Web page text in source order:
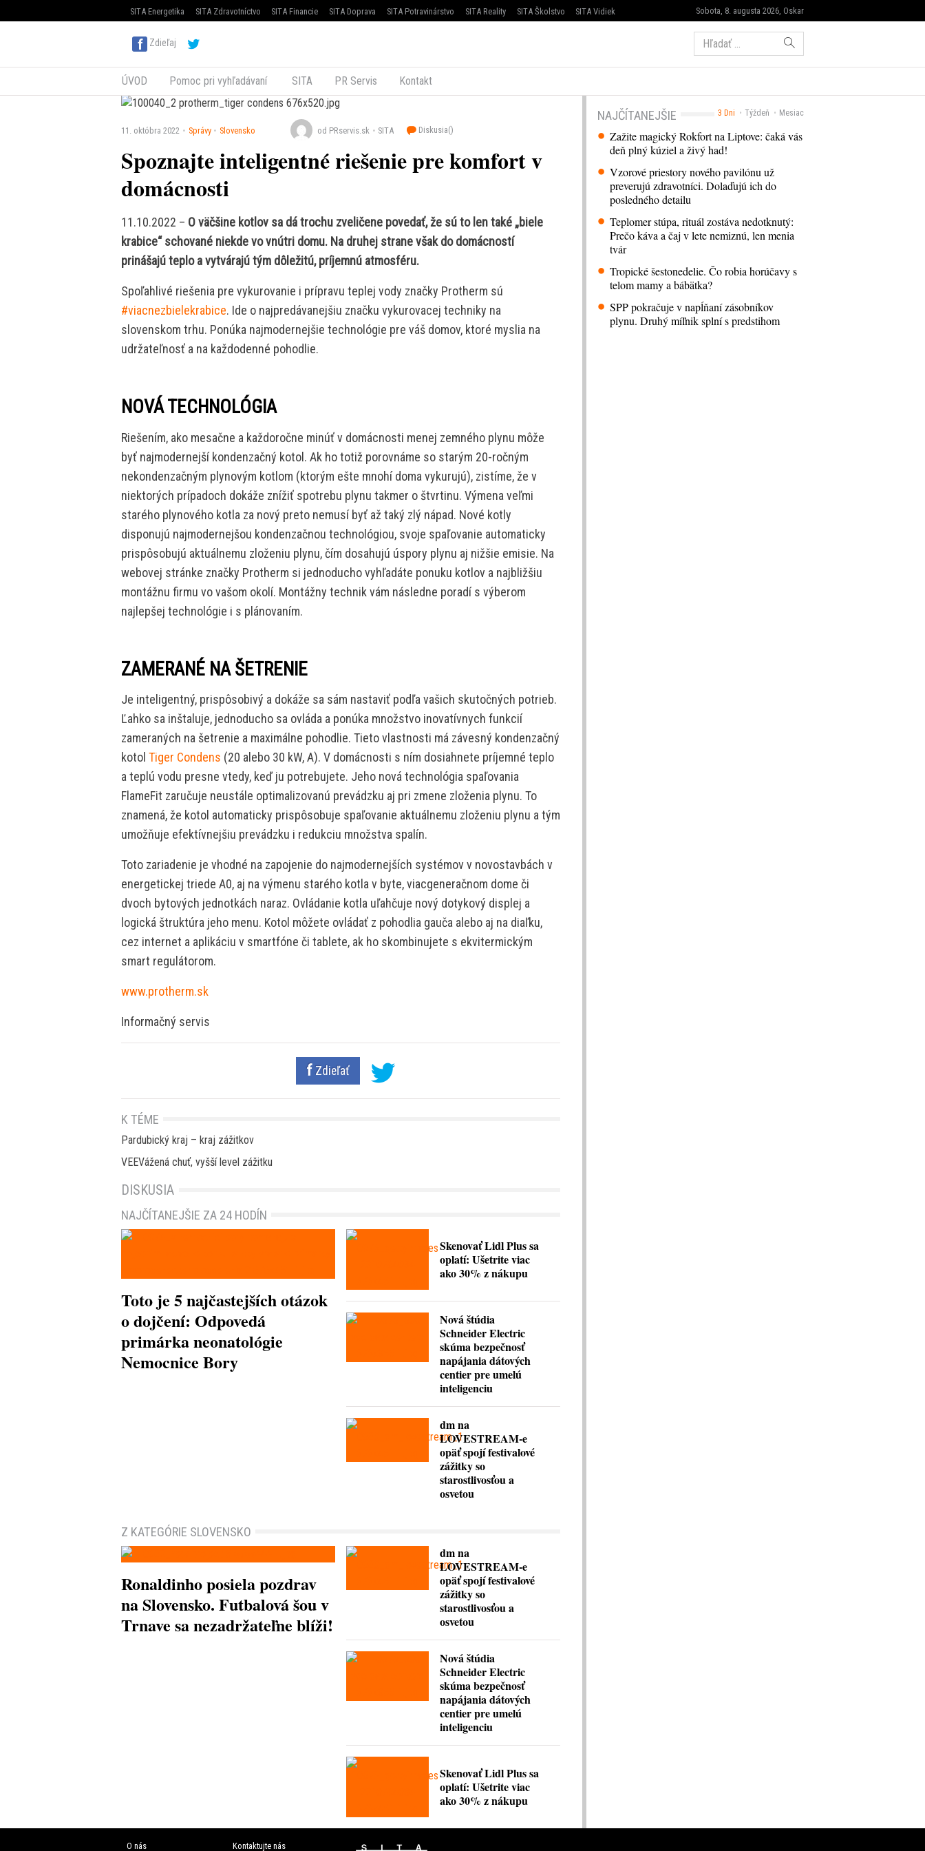
Sobota, 8. augusta 2026, Oskar
SITA Energetika SITA Zdravotníctvo SITA Financie SITA Doprava SITA Potravinárstvo SITA Reality SITA Školstvo SITA Vidiek
Zdieľaj Hľadať:
ÚVOD Pomoc pri vyhľadávaní SITA PR Servis Kontakt
11. októbra 2022 Správy Slovensko od PRservis.sk SITA Diskusia()
Spoznajte inteligentné riešenie pre komfort v
domácnosti
11.10.2022 – O väčšine kotlov sa dá trochu zveličene povedať, že sú to len také „biele
krabice“ schované niekde vo vnútri domu. Na druhej strane však do domácností
prinášajú teplo a vytvárajú tým dôležitú, príjemnú atmosféru.
Spoľahlivé riešenia pre vykurovanie i prípravu teplej vody značky Protherm sú
#viacnezbielekrabice. Ide o najpredávanejšiu značku vykurovacej techniky na
slovenskom trhu. Ponúka najmodernejšie technológie pre váš domov, ktoré myslia na
udržateľnosť a na každodenné pohodlie.
NOVÁ TECHNOLÓGIA
Riešením, ako mesačne a každoročne minúť v domácnosti menej zemného plynu môže
byť najmodernejší kondenzačný kotol. Ak ho totiž porovnáme so starým 20-ročným
nekondenzačným plynovým kotlom (ktorým ešte mnohí doma vykurujú), zistíme, že v
niektorých prípadoch dokáže znížiť spotrebu plynu takmer o štvrtinu. Výmena veľmi
starého plynového kotla za nový preto nemusí byť až taký zlý nápad. Nové kotly
disponujú najmodernejšou kondenzačnou technológiou, svoje spaľovanie automaticky
prispôsobujú aktuálnemu zloženiu plynu, čím dosahujú úspory plynu aj nižšie emisie. Na
webovej stránke značky Protherm si jednoducho vyhľadáte ponuku kotlov a najbližšiu
montážnu firmu vo vašom okolí. Montážny technik vám následne poradí s výberom
najlepšej technológie i s plánovaním.
ZAMERANÉ NA ŠETRENIE
Je inteligentný, prispôsobivý a dokáže sa sám nastaviť podľa vašich skutočných potrieb.
Ľahko sa inštaluje, jednoducho sa ovláda a ponúka množstvo inovatívnych funkcií
zameraných na šetrenie a maximálne pohodlie. Tieto vlastnosti má závesný kondenzačný
kotol Tiger Condens (20 alebo 30 kW, A). V domácnosti s ním dosiahnete príjemné teplo
a teplú vodu presne vtedy, keď ju potrebujete. Jeho nová technológia spaľovania
FlameFit zaručuje neustále optimalizovanú prevádzku aj pri zmene zloženia plynu. To
znamená, že kotol automaticky prispôsobuje spaľovanie aktuálnemu zloženiu plynu a tým
umožňuje efektívnejšiu prevádzku i redukciu množstva spalín.
Toto zariadenie je vhodné na zapojenie do najmodernejších systémov v novostavbách v
energetickej triede A0, aj na výmenu starého kotla v byte, viacgeneračnom dome či
dvoch bytových jednotkách naraz. Ovládanie kotla uľahčuje nový dotykový displej a
logická štruktúra jeho menu. Kotol môžete ovládať z pohodlia gauča alebo aj na diaľku,
cez internet a aplikáciu v smartfóne či tablete, ak ho skombinujete s ekvitermickým
smart regulátorom.
www.protherm.sk
Informačný servis
Zdieľať
3 Dni Týždeň Mesiac
NAJČÍTANEJŠIE
Zažite magický Rokfort na Liptove: čaká vás
deň plný kúziel a živý had!
Vzorové priestory nového pavilónu už
preverujú zdravotníci. Dolaďujú ich do
posledného detailu
Teplomer stúpa, rituál zostáva nedotknutý:
Prečo káva a čaj v lete nemiznú, len menia
tvár
Tropické šestonedelie. Čo robia horúčavy s
telom mamy a bábätka?
SPP pokračuje v napĺňaní zásobníkov
plynu. Druhý míľnik splní s predstihom
K TÉME
Pardubický kraj – kraj zážitkov
VEEVážená chuť, vyšší level zážitku
DISKUSIA
NAJČÍTANEJŠIE ZA 24 HODÍN
Toto je 5 najčastejších otázok
o dojčení: Odpovedá
primárka neonatológie
Nemocnice Bory
Skenovať Lidl Plus sa
oplatí: Ušetrite viac
ako 30% z nákupu
Nová štúdia
Schneider Electric
skúma bezpečnosť
napájania dátových
centier pre umelú
inteligenciu
dm na
LOVESTREAM-e
opäť spojí festivalové
zážitky so
starostlivosťou a
osvetou
Z KATEGÓRIE SLOVENSKO
Ronaldinho posiela pozdrav
na Slovensko. Futbalová šou v
Trnave sa nezadržateľne blíži!
dm na
LOVESTREAM-e
opäť spojí festivalové
zážitky so
starostlivosťou a
osvetou
Nová štúdia
Schneider Electric
skúma bezpečnosť
napájania dátových
centier pre umelú
inteligenciu
Skenovať Lidl Plus sa
oplatí: Ušetrite viac
ako 30% z nákupu
O nás Kontaktujte nás